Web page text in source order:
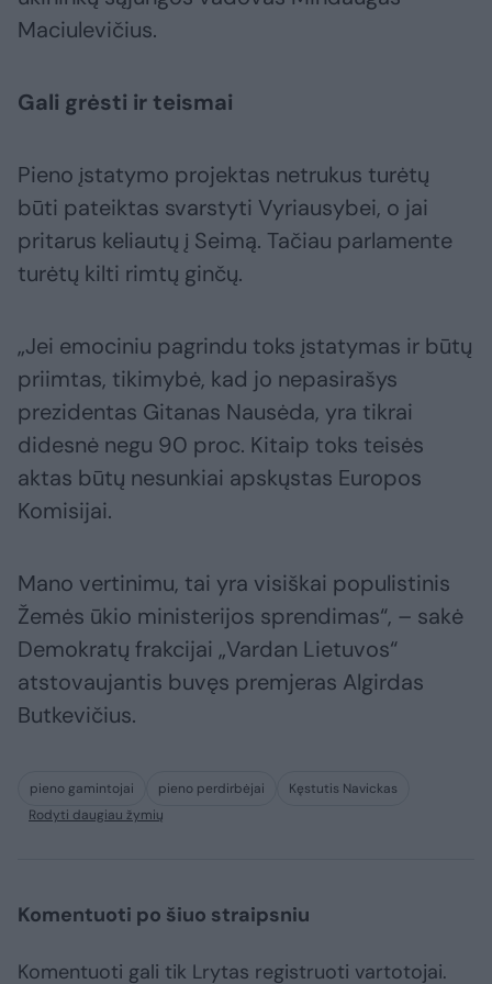
Maciulevičius.
Gali grėsti ir teismai
Pieno įstatymo projektas netrukus turėtų
būti pateiktas svarstyti Vyriausybei, o jai
pritarus keliautų į Seimą. Tačiau parlamente
turėtų kilti rimtų ginčų.
„Jei emociniu pagrindu toks įstatymas ir būtų
priimtas, tikimybė, kad jo nepasirašys
prezidentas Gitanas Nausėda, yra tikrai
didesnė negu 90 proc. Kitaip toks teisės
aktas būtų nesunkiai apskųstas Europos
Komisijai.
Mano vertinimu, tai yra visiškai populistinis
Žemės ūkio ministerijos sprendimas“, – sakė
Demokratų frakcijai „Vardan Lietuvos“
atstovaujantis buvęs premjeras Algirdas
Butkevičius.
pieno gamintojai pieno perdirbėjai
Kęstutis Navickas
Rodyti daugiau žymių
Komentuoti po šiuo straipsniu
Komentuoti gali tik Lrytas registruoti vartotojai.